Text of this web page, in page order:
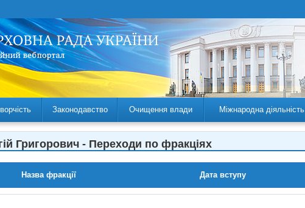
Законодавство Очищення влади Міжнародна діяльність
Григорович - Переходи по фракціях
Назва фракції Дата вступу